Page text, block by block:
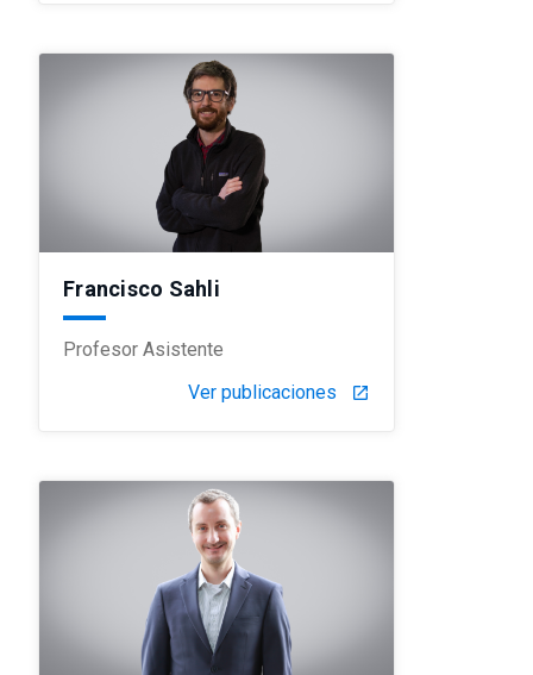
Francisco Sahli
Profesor Asistente
Ver publicaciones
launch